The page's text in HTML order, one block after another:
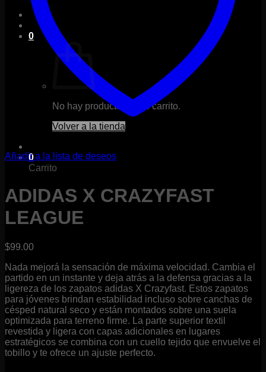
0
No hay productos en el carrito.
Volver a la tienda
0
Carrito
Añadir a la lista de deseos
ADIDAS X CRAZYFAST
LEAGUE
$99.00
Nada mejorá la sensación de máxima velocidad. Cambia el
partido en un instante y deja atrás a la defensa gracias a la
ligereza de los zapatos adidas X Crazyfast. Estos zapatos
para jóvenes brindan estabilidad incluso sobre canchas de
césped natural seco y están montados sobre una suela
optimizada para terreno firme. La parte superior textil
revestida y ligera con capas adicionales en lugares
estratégicos se combina con un cuello tejido que envuelve el
tobillo y te ofrece un ajuste perfecto.